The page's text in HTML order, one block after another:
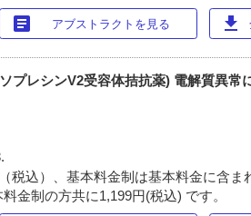
article アブストラクトを見る download
プレシンV2受容体拮抗薬) 電解質異常
税込）、基本料金制は基本料金に含ま
金制の方共に1,199円(税込) です。